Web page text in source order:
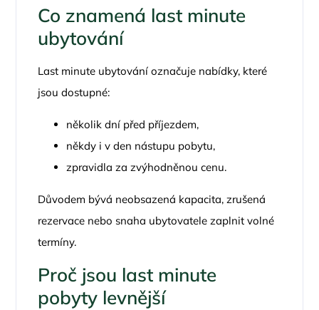
Co znamená last minute
ubytování
Last minute ubytování označuje nabídky, které
jsou dostupné:
několik dní před příjezdem,
někdy i v den nástupu pobytu,
zpravidla za zvýhodněnou cenu.
Důvodem bývá neobsazená kapacita, zrušená
rezervace nebo snaha ubytovatele zaplnit volné
termíny.
Proč jsou last minute
pobyty levnější